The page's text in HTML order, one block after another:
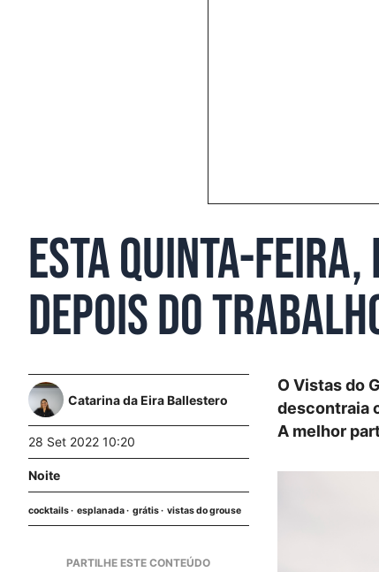
Esta quinta-feira,
depois do
Catarina da Eira Ballestero
28 Set 2022 10:20
Noite
cocktails esplanada grátis vistas do grouse
O Vistas do
descontraia
A melhor